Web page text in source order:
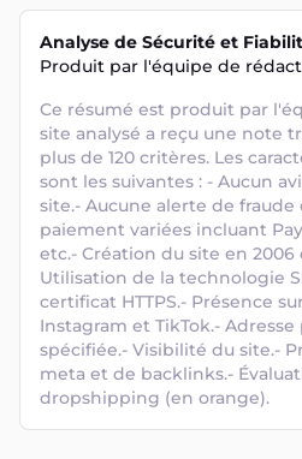
Analyse de Sécurité et
Produit par l'équipe de
Ce résumé est produit par
site analysé a reçu une note
plus de 120 critères. Les
sont les suivantes : - Aucun
site.- Aucune alerte de
paiement variées incluant
etc.- Création du site en 2006
Utilisation de la technologie
certificat HTTPS.- Présence
Instagram et TikTok.-
spécifiée.- Visibilité du site.-
meta et de backlinks.-
dropshipping (en orange).